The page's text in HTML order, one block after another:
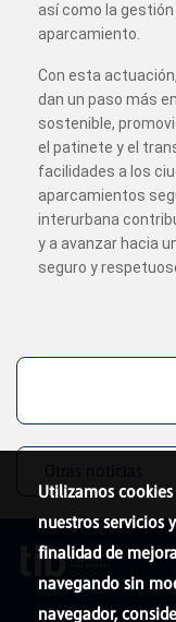
así como la
aparcamiento.
Con esta
dan un paso más
sostenible,
el patinete y el
facilidades a los
aparcamientos
interurbana
y a avanzar hacia
seguro y
Utilizamos
nuestros servicios
finalidad de
navegando sin
navegador,